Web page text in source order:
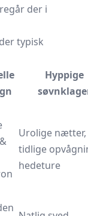
der i
typisk
Hyppige
Urolige nætter,
tidlige
hedeture